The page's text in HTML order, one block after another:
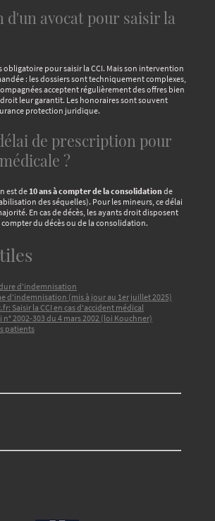
d'un avocat pour saisir la
obligatoire pour saisir la CCI. Mais son intervention
: les dossiers sont techniquement complexes,
acceptent régulièrement des offres bien
leur garantit. Les honoraires sont souvent
protection juridique.
de prescription pour
?
est de 10 ans à compter de la consolidationde
des séquelles). Pour les mineurs, ce délai
En cas de décès, les ayants droit disposent
compter du décès ou de la consolidation.
d'indemnisation
d'indemnisation (mis à jour au 1er juillet 2025)
Saisir la CCI en cas d'accident médical
n° 2002-303 du 4 mars 2002 (loi Kouchner)
patients